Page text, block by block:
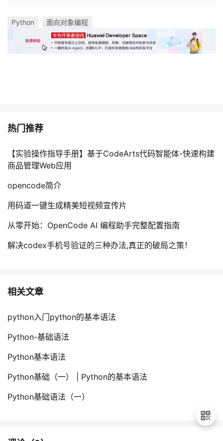
Python 面向对象编程
热门推荐
【实验操作指导手册】基于CodeArts代码智能体-快速构建
商品管理Web应用
opencode简介
用码道一键生成精美短视频宣传片
从零开始：OpenCode AI 编程助手完整配置指南
解决codex手机号验证的三种办法,真正的破局之策！
相关文章
python入门python的基本语法
Python-基础语法
Python基本语法
Python基础（一） | Python的基本语法
Python基础语法（一）